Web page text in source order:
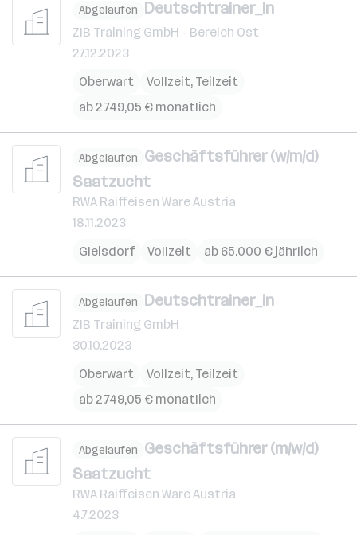
Abgelaufen Deutschtrainer_in
ZIB Training GmbH - Bereich Ost
27.12.2023
Oberwart
Vollzeit, Teilzeit
ab 2.749,05 € monatlich
Abgelaufen Geschäftsführer (w/m/d)
Saatzucht
RWA Raiffeisen Ware Austria
18.11.2023
Gleisdorf
Vollzeit ab 65.000 € jährlich
Abgelaufen Deutschtrainer_in
ZIB Training GmbH
30.10.2023
Oberwart
Vollzeit, Teilzeit
ab 2.749,05 € monatlich
Abgelaufen Geschäftsführer (m/w/d)
Saatzucht
RWA Raiffeisen Ware Austria
4.7.2023